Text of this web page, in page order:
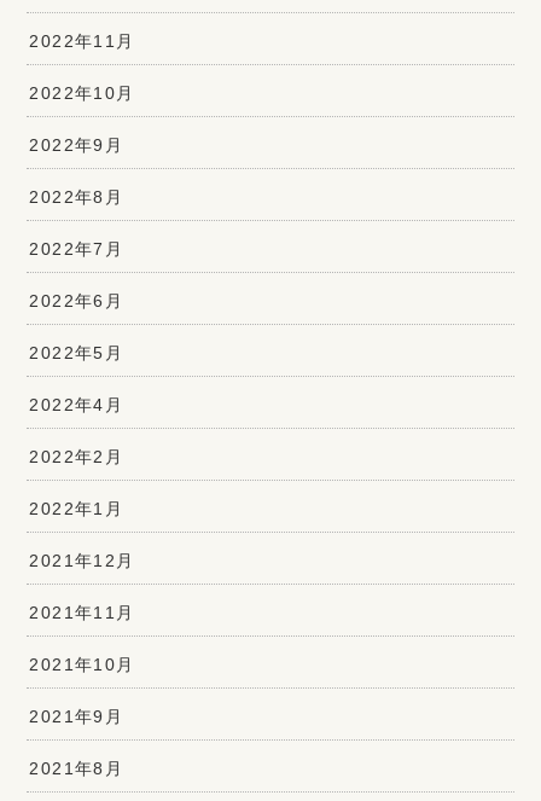
2022年11月
2022年10月
2022年9月
2022年8月
2022年7月
2022年6月
2022年5月
2022年4月
2022年2月
2022年1月
2021年12月
2021年11月
2021年10月
2021年9月
2021年8月